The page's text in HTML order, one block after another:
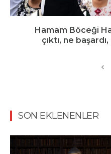
Hamam Böceği
çıktı, ne
SON EKLENENLER